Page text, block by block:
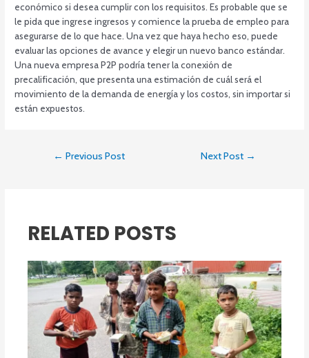
económico si desea cumplir con los requisitos. Es probable que se
le pida que ingrese ingresos y comience la prueba de empleo para
asegurarse de lo que hace. Una vez que haya hecho eso, puede
evaluar las opciones de avance y elegir un nuevo banco estándar.
Una nueva empresa P2P podría tener la conexión de
precalificación, que presenta una estimación de cuál será el
movimiento de la demanda de energía y los costos, sin importar si
están expuestos.
← Previous Post Next Post →
RELATED POSTS